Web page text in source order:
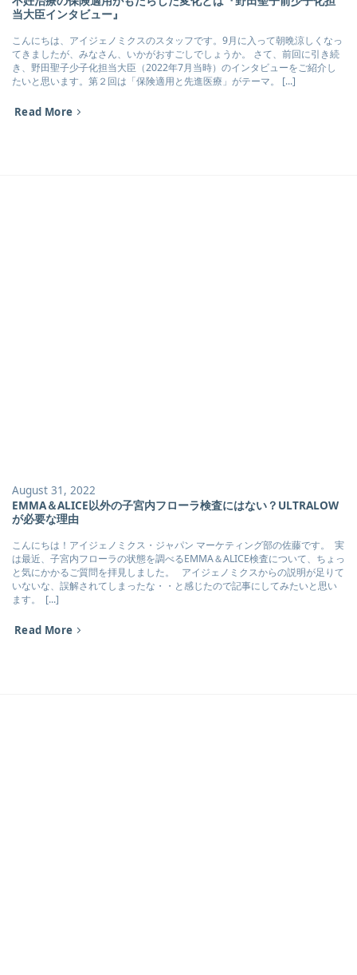
当大臣インタビュー』
こんにちは、アイジェノミクスのスタッフです。9月に入って朝晩涼しくなっ
てきましたが、みなさん、いかがおすごしでしょうか。 さて、前回に引き続
き、野田聖子少子化担当大臣（2022年7月当時）のインタビューをご紹介し
たいと思います。第２回は「保険適用と先進医療」がテーマ。 [...]
Read More
August 31, 2022
EMMA＆ALICE以外の子宮内フローラ検査にはない？ULTRALOW
が必要な理由
こんにちは！アイジェノミクス・ジャパン マーケティング部の佐藤です。 実
は最近、子宮内フローラの状態を調べるEMMA＆ALICE検査について、ちょっ
と気にかかるご質問を拝見しました。 アイジェノミクスからの説明が足りて
いないな、誤解されてしまったな・・と感じたので記事にしてみたいと思い
ます。 [...]
Read More